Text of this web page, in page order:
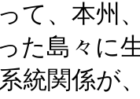
て、本州
た島々に
統関係が